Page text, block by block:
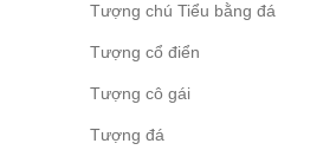
Tượng chú Tiểu bằng đá
Tượng cổ điển
Tượng cô gái
Tượng đá